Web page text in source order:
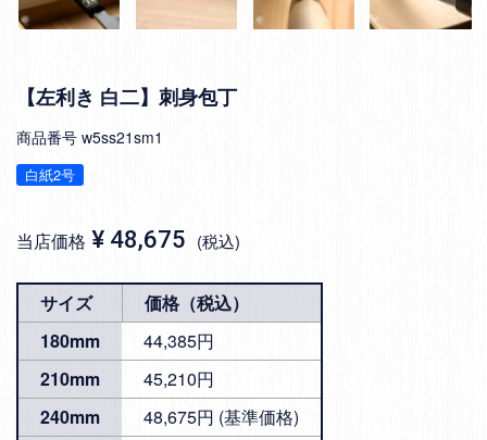
【左利き 白二】刺身包丁
商品番号 w5ss21sm1
白紙2号
当店価格 ¥ 48,675 税込
サイズ
価格（税込）
180mm
44,385円
210mm
45,210円
240mm
48,675円 (基準価格)